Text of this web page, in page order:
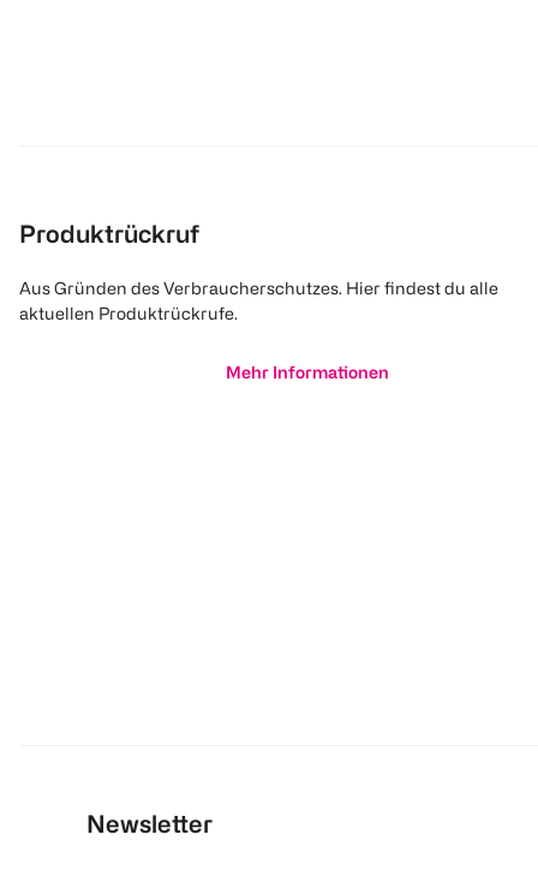
Produktrückruf
Aus Gründen des Verbraucherschutzes. Hier findest du alle
aktuellen Produktrückrufe.
Mehr Informationen
Newsletter